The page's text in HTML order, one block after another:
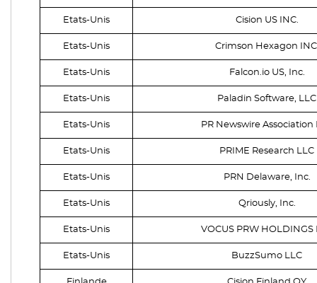
Etats-Unis Cision US INC.
Etats-Unis Crimson Hexagon
Etats-Unis Falcon.io US, Inc.
Etats-Unis Paladin Software, LLC
Etats-Unis PR Newswire Association
Etats-Unis PRIME Research LLC
Etats-Unis PRN Delaware, Inc.
Etats-Unis Qriously, Inc.
Etats-Unis VOCUS PRW HOLDINGS
Etats-Unis BuzzSumo LLC